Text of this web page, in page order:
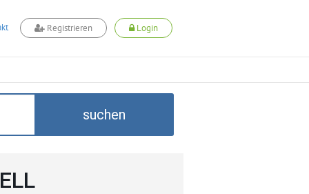
Registrieren Login
suchen